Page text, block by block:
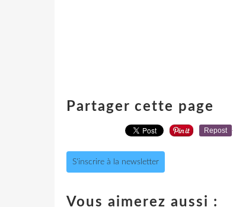
Partager cette page
Repost
S'inscrire à la newsletter
Vous aimerez aussi :